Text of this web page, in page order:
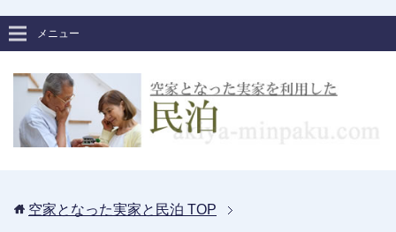
メニュー
空家となった実家と民泊 TOP